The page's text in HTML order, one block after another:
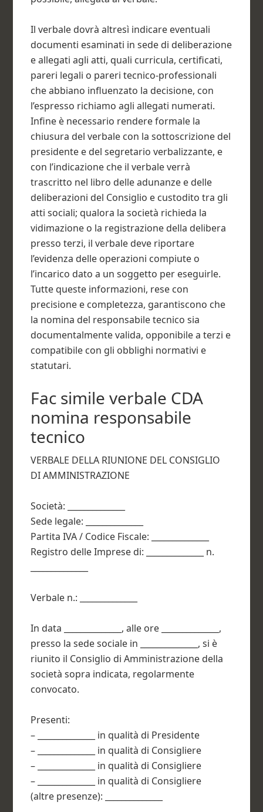
Il verbale dovrà altresì indicare eventuali
documenti esaminati in sede di deliberazione
e allegati agli atti, quali curricula, certificati,
pareri legali o pareri tecnico-professionali
che abbiano influenzato la decisione, con
l’espresso richiamo agli allegati numerati.
Infine è necessario rendere formale la
chiusura del verbale con la sottoscrizione del
presidente e del segretario verbalizzante, e
con l’indicazione che il verbale verrà
trascritto nel libro delle adunanze e delle
deliberazioni del Consiglio e custodito tra gli
atti sociali; qualora la società richieda la
vidimazione o la registrazione della delibera
presso terzi, il verbale deve riportare
l’evidenza delle operazioni compiute o
l’incarico dato a un soggetto per eseguirle.
Tutte queste informazioni, rese con
precisione e completezza, garantiscono che
la nomina del responsabile tecnico sia
documentalmente valida, opponibile a terzi e
compatibile con gli obblighi normativi e
statutari.
Fac simile verbale CDA
nomina responsabile
tecnico​
VERBALE DELLA RIUNIONE DEL CONSIGLIO
DI AMMINISTRAZIONE
Società: ______________
Sede legale: ______________
Partita IVA / Codice Fiscale: ______________
Registro delle Imprese di: ______________ n.
Verbale n.: ______________
In data ______________, alle ore ______________,
presso la sede sociale in ______________, si è
riunito il Consiglio di Amministrazione della
società sopra indicata, regolarmente
convocato.
Presenti:
– ______________ in qualità di Presidente
– ______________ in qualità di Consigliere
– ______________ in qualità di Consigliere
– ______________ in qualità di Consigliere
(altre presenze): ______________